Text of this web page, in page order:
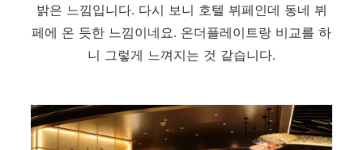
밝은 느낌입니다. 다시 보니 호텔 뷔페인데 동네 뷔
페에 온 듯한 느낌이네요. 온더플레이트랑 비교를 하
니 그렇게 느껴지는 것 같습니다.